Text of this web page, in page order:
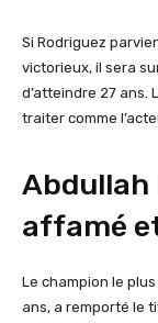
Si Rodriguez
victorieux, il sera
d’atteindre 27 ans.
traiter comme
Abdullah
affamé
Le champion le
ans, a remporté le